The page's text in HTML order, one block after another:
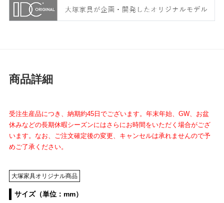
商品詳細
受注生産品につき、納期約45日でございます。年末年始、GW、お盆
休みなどの長期休暇シーズンにはさらにお時間をいただく場合がござ
います。なお、ご注文確定後の変更、キャンセルは承れませんので予
めご了承ください。
大塚家具オリジナル商品
サイズ（単位：mm）